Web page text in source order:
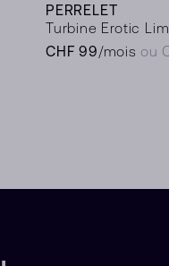
PERRELET
Turbine Erotic
CHF 99/mois ou